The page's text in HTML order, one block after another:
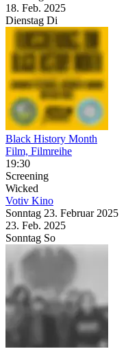
18. Feb. 2025
Dienstag Di
Black History Month
Film, Filmreihe
19:30
Screening
Wicked
Votiv Kino
Sonntag 23. Februar 2025
23. Feb. 2025
Sonntag So